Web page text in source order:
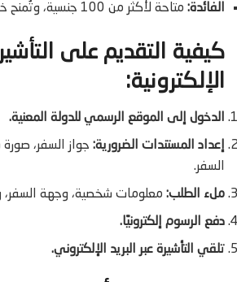
الفائدة: متاحة لأكثر من 100 جنسية، وتُمنح خلال 24 ساعة.
كيفية التقديم على
الإلكترونية:
الدخول إلى الموقع الرسمي للدولة المعنية.
إعداد المستندات الضرورية: جواز السفر،
السفر.
ملء الطلب: معلومات شخصية، وجهة السفر،
دفع الرسوم إلكترونيًا.
تلقي التأشيرة عبر البريد الإلكتروني.